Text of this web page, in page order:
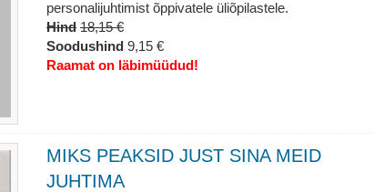
personalijuhtimist õppivatele üliõpilastele.
Hind 18,15 €
Soodushind 9,15 €
Raamat on läbimüüdud!
MIKS PEAKSID JUST SINA MEID
JUHTIMA